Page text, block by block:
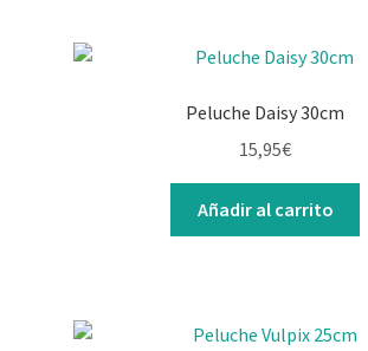
Peluche Daisy 30cm
15,95€
Añadir al carrito